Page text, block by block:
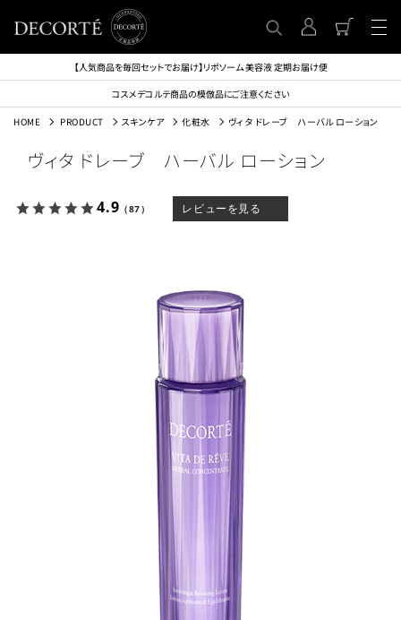
【人気商品を毎回セットでお届け】リポソーム 美容液 定期お届け便
コスメデコルテ商品の模倣品にご注意ください
HOME PRODUCT スキンケア 化粧水 ヴィタ ドレーブ ハーバル ローション
ヴィタ ドレーブ ハーバル ローション
4.9 （87） レビューを見る